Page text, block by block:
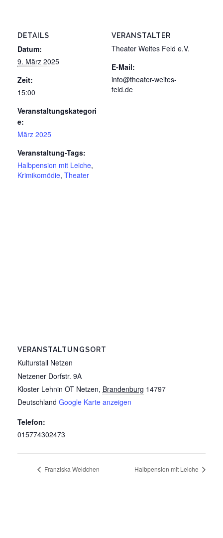
DETAILS
Datum:
9. März 2025
Zeit:
15:00
Veranstaltungskategori
e:
März 2025
Veranstaltung-Tags:
Halbpension mit Leiche,
Krimikomödie, Theater
VERANSTALTER
Theater Weites Feld e.V.
E-Mail:
info@theater-weites-
feld.de
VERANSTALTUNGSORT
Kulturstall Netzen
Netzener Dorfstr. 9A
Kloster Lehnin OT Netzen, Brandenburg 14797
Deutschland Google Karte anzeigen
Telefon:
015774302473
Franziska Weldchen Halbpension mit Leiche